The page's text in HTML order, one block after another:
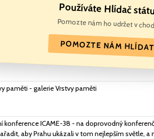
Používáte Hlídač
Pomozte nám ho udržet v
POMOZTE NÁM HLÍDAT
paměti - galerie Vrstvy paměti
konference ICAME-38 - na doprovodný
aby Prahu ukázali v tom nejlepším světle,